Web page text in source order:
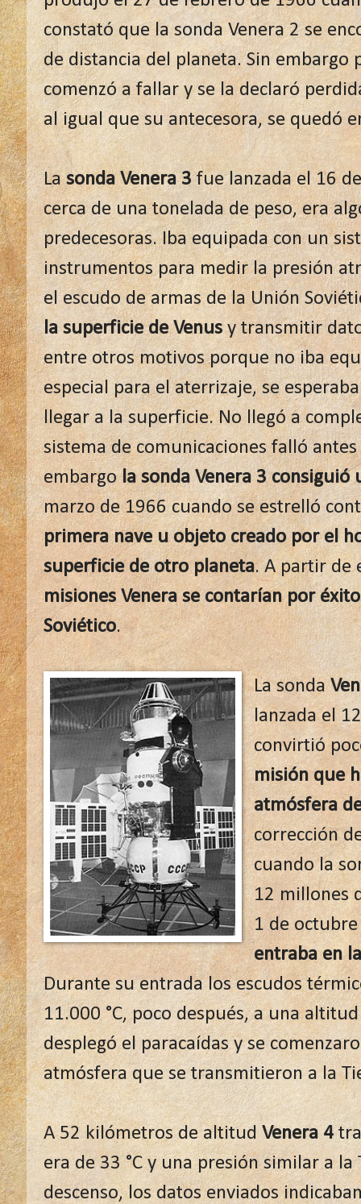
constató que la sonda Venera 2 se
de distancia del planeta. Sin embargo
comenzó a fallar y se la declaró
al igual que su antecesora, se quedó
Lasonda Venera 3fue lanzada el 16
cerca de una tonelada de peso, era
predecesoras. Iba equipada con un
instrumentos para medir la presión
el escudo de armas de la Unión
la superficie de Venusy transmitir
entre otros motivos porque no iba
especial para el aterrizaje, se
llegar a la superficie. No llegó a
sistema de comunicaciones falló
embargola sonda Venera 3 consiguió
marzo de 1966 cuando se estrelló
primera nave u objeto creado por el
superficie de otro planeta. A partir de
misiones Venera se contarían por
Soviético.
La sonda
lanzada el
convirtió
misión que
atmósfera
corrección
cuando la
12 millones
1 de
entraba en
Durante su entrada los escudos
11.000 °C, poco después, a una
desplegó el paracaídas y se
atmósfera que se transmitieron a la
A 52 kilómetros de altitud Venera 4
era de 33 °C y una presión similar a
descenso, los datos enviados